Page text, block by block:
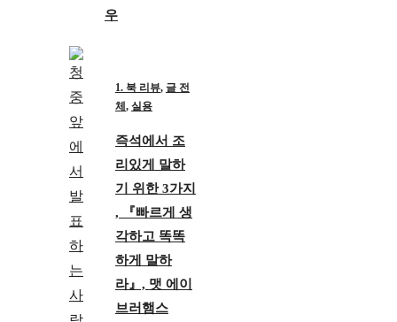
우
1. 북 리뷰, 글 전
체 , 실용
즉석에서 조
리있게 말하
기 위한 3가지
, 『빠르게 생
각하고 똑똑
하게 말하
라』, 맷 에이
브러햄스